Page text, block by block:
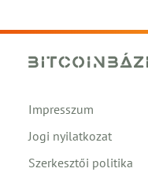
Impresszum
Jogi nyilatkozat
Szerkesztői politika